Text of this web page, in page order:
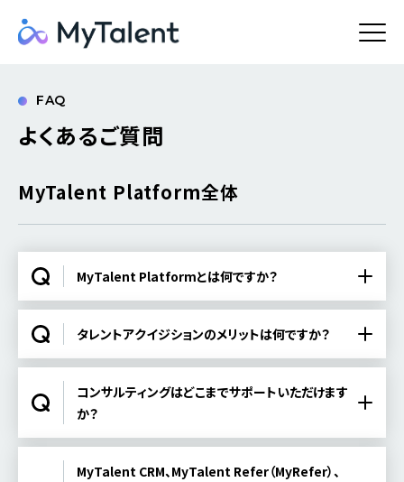
FAQ
よくあるご質問
MyTalent Platform全体
MyTalent Platformとは何ですか？
タレントアクイジションのメリットは何ですか？
コンサルティングはどこまでサポートいただけます
か？
MyTalent CRM、MyTalent Refer（MyRefer）、